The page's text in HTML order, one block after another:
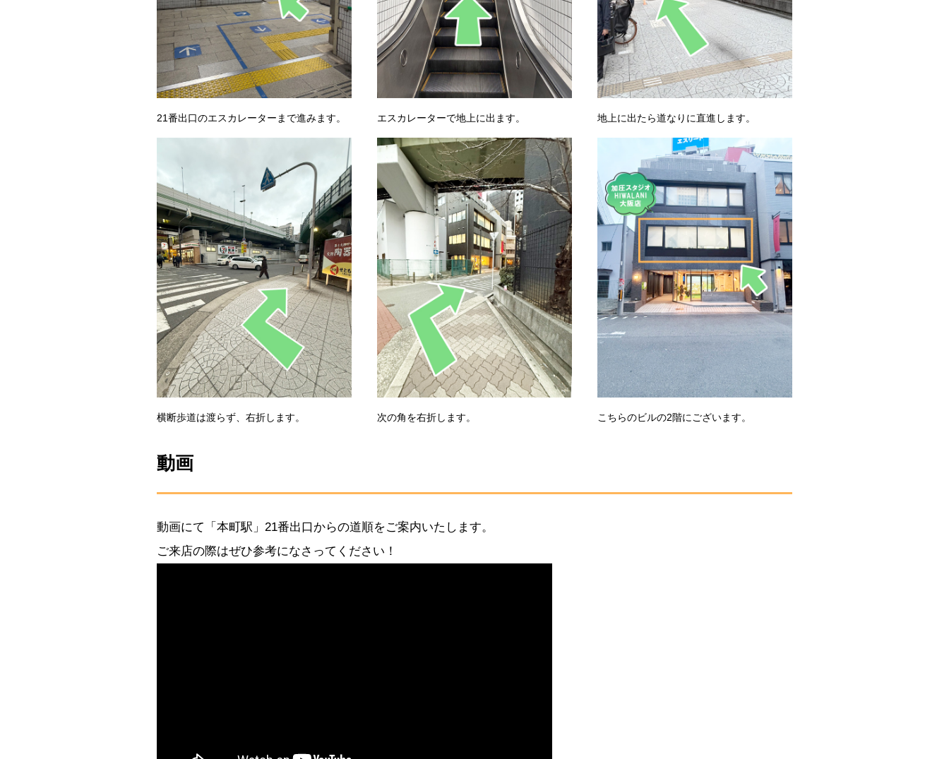
21番出口のエスカレーターまで進みます。 エスカレーターで地上に出ます。 地上に出たら道なりに直進します。
横断歩道は渡らず、右折します。 次の角を右折します。 こちらのビルの2階にございます。
動画
動画にて「本町駅」21番出口からの道順をご案内いたします。
ご来店の際はぜひ参考になさってください！